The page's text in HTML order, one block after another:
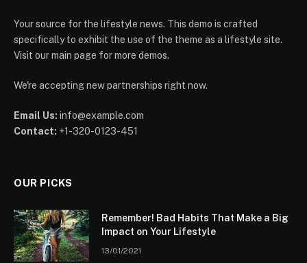
Your source for the lifestyle news. This demo is crafted
specifically to exhibit the use of the theme as a lifestyle site.
Visit our main page for more demos.
We're accepting new partnerships right now.
Email Us: info@example.com
Contact: +1-320-0123-451
OUR PICKS
Remember! Bad Habits That Make a Big
Impact on Your Lifestyle
13/01/2021